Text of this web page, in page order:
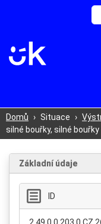
Domů › Situace ›
silné bouřky, silné bouřky
Základní údaje
ID